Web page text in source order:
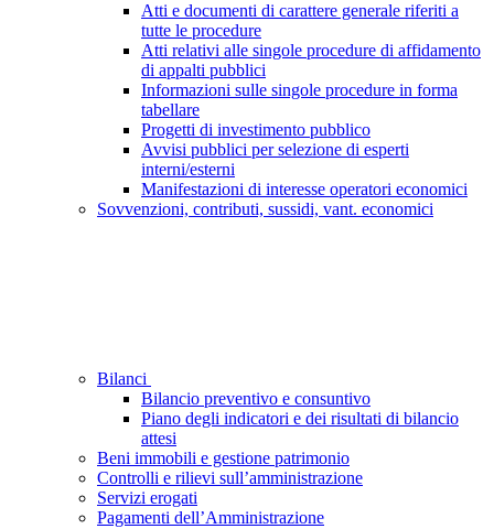
Atti e documenti di carattere generale riferiti a
tutte le procedure
Atti relativi alle singole procedure di affidamento
di appalti pubblici
Informazioni sulle singole procedure in forma
tabellare
Progetti di investimento pubblico
Avvisi pubblici per selezione di esperti
interni/esterni
Manifestazioni di interesse operatori economici
Sovvenzioni, contributi, sussidi, vant. economici
Bilanci
Bilancio preventivo e consuntivo
Piano degli indicatori e dei risultati di bilancio
attesi
Beni immobili e gestione patrimonio
Controlli e rilievi sull’amministrazione
Servizi erogati
Pagamenti dell’Amministrazione